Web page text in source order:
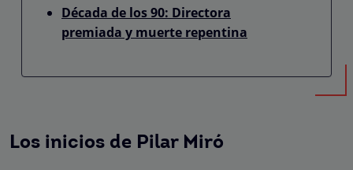
Década de los 90: Directora
premiada y muerte repentina
Los inicios de Pilar Miró